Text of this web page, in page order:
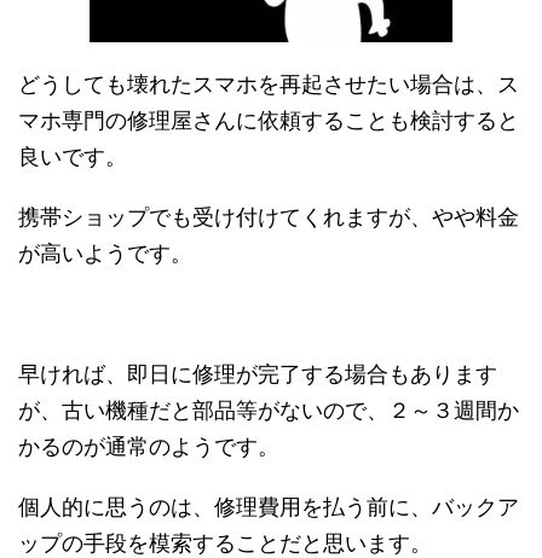
どうしても壊れたスマホを再起させたい場合は、ス
マホ専門の修理屋さんに依頼することも検討すると
良いです。
携帯ショップでも受け付けてくれますが、やや料金
が高いようです。
早ければ、即日に修理が完了する場合もあります
が、古い機種だと部品等がないので、２～３週間か
かるのが通常のようです。
個人的に思うのは、修理費用を払う前に、バックア
ップの手段を模索することだと思います。